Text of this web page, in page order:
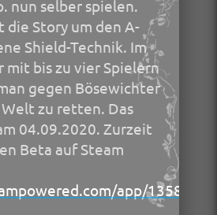
nun selber spielen.
die Story um den A-
Shield-Technik. Im
mit bis zu vier Spielern
gegen Bösewichter
zu retten. Das
04.09.2020. Zurzeit
Beta auf Steam
app/1358820/